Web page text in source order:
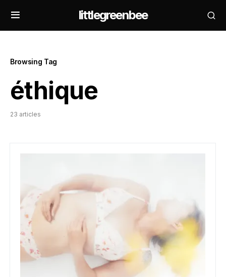
littlegreenbee
Browsing Tag
éthique
23 articles